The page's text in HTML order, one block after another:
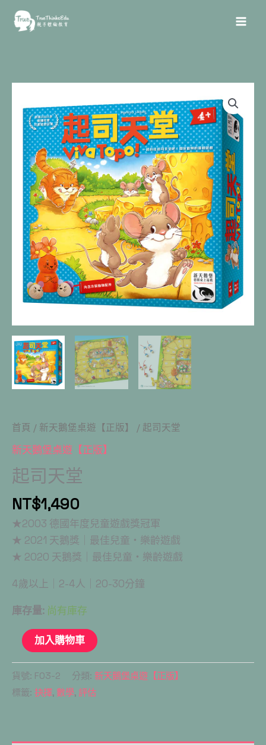
首頁 / 新天鵝堡桌遊【正版】 / 起司天堂
新天鵝堡桌遊【正版】
起司天堂
NT$1,490
★2003 德國年度兒童遊戲獎冠軍
★ 2021 天鵝獎｜最佳兒童・樂齡遊戲
★ 2020 天鵝獎｜最佳兒童・樂齡遊戲
4歲以上｜2-4人｜20-30分鐘
庫存量: 尚有庫存
加入購物車
貨號: F03-2 分類: 新天鵝堡桌遊【正版】
標籤: 抉擇, 數學, 評估